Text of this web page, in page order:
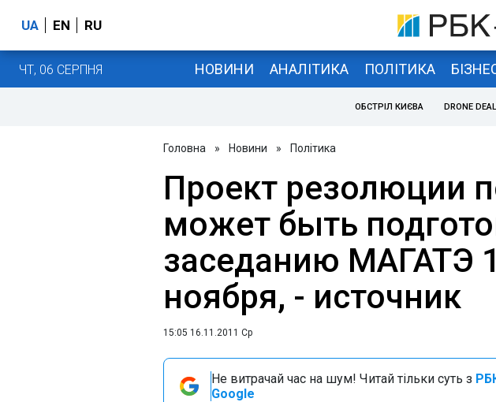
UA EN RU
ЧТ, 06 СЕРПНЯ НОВИНИ АНАЛІТИКА ПОЛІТИКА
ОБСТРІЛ КИЄВА DRONE
Головна » Новини » Політика
Проект резолюции
может быть
заседанию МАГАТЭ
ноября, - источник
15:05 16.11.2011 Ср
Не витрачай час на шум! Читай тільки суть з
Google